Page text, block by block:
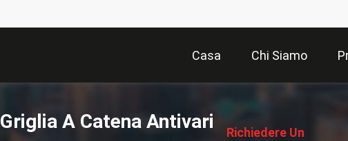
Casa Chi Siamo
述
Richiedere Un
Griglia A Catena Antivari